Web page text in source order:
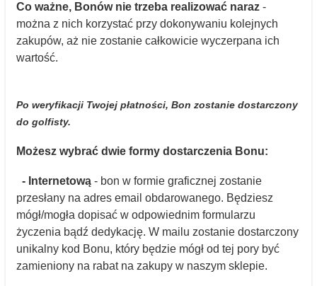
Co ważne, Bonów nie trzeba realizować naraz -
można z nich korzystać przy dokonywaniu kolejnych
zakupów, aż nie zostanie całkowicie wyczerpana ich
wartość.
Po weryfikacji Twojej płatności, Bon zostanie dostarczony
do golfisty.
Możesz wybrać dwie formy dostarczenia Bonu:
- Internetową - bon w formie graficznej zostanie
przesłany na adres email obdarowanego. Będziesz
mógł/mogła dopisać w odpowiednim formularzu
życzenia bądź dedykację. W mailu zostanie dostarczony
unikalny kod Bonu, który będzie mógł od tej pory być
zamieniony na rabat na zakupy w naszym sklepie.